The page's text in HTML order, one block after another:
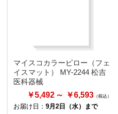
マイスコカラーピロー（フェ
イスマット） MY-2244 松吉
医科器械
￥5,492
￥6,593
お届け日： 9月2日（水）まで